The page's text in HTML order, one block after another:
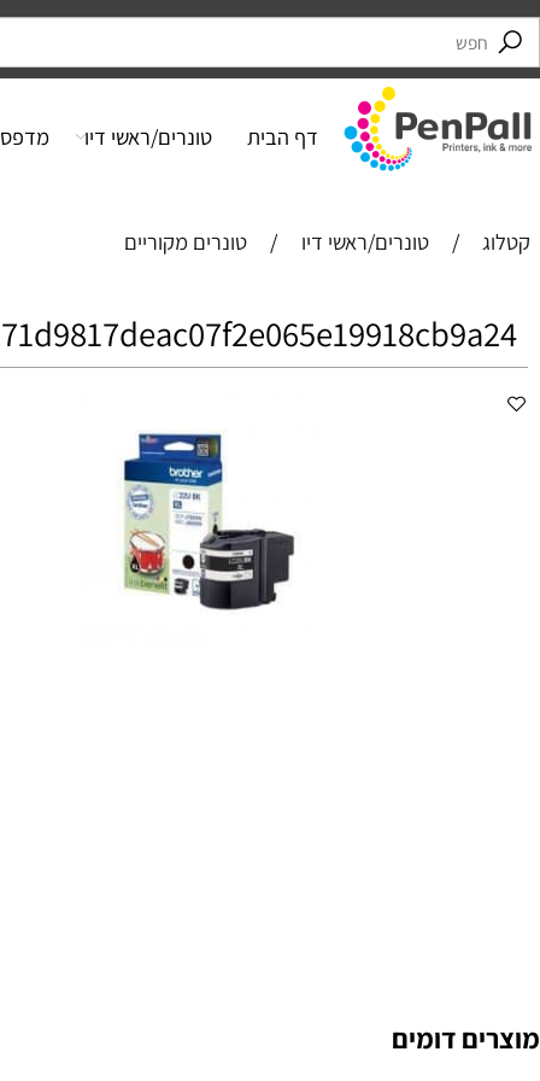
דף הבית טונרים/ראשי דיו מדפסות
/ טונרים/ראשי דיו / טונרים מקוריים